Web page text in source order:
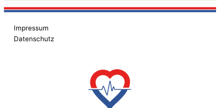
Impressum
Datenschutz